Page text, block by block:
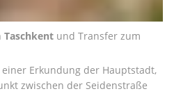
Taschkent und Transfer zum
Erkundung der Hauptstadt,
zwischen der Seidenstraße